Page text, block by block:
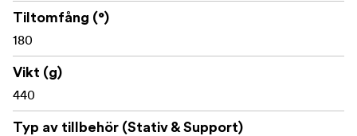
Tiltomfång (°)
180
Vikt (g)
440
Typ av tillbehör (Stativ & Support)